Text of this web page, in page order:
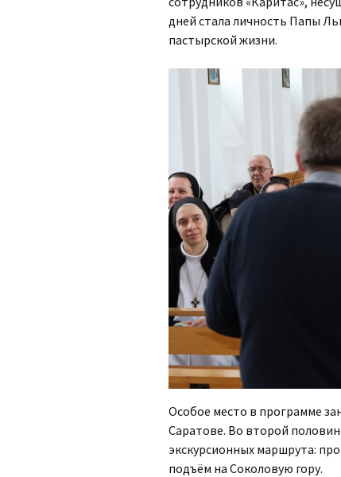
дней стала личность Папы
пастырской жизни.
Особое место в программе
Саратове. Во второй
экскурсионных маршрута:
подъём на Соколовую гору.